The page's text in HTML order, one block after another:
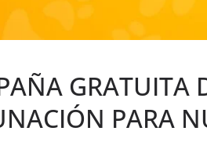
GRATUITA
PARA